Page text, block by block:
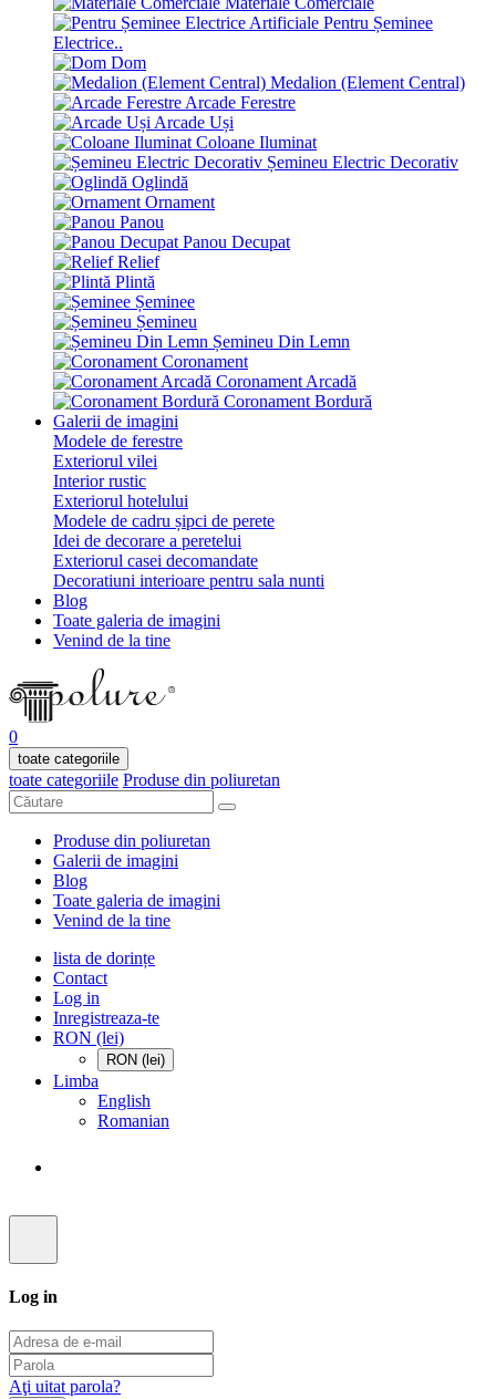
Pentru Șeminee
Electrice..
Dom
Medalion (Element Central)
Arcade Ferestre
Arcade Uși
Coloane Iluminat
Șemineu Electric Decorativ
Oglindă
Ornament
Panou
Panou Decupat
Relief
Plintă
Șeminee
Șemineu
Șemineu Din Lemn
Coronament
Coronament Arcadă
Coronament Bordură
Galerii de imagini
Modele de ferestre
Exteriorul vilei
Interior rustic
Exteriorul hotelului
Modele de cadru șipci de perete
Idei de decorare a peretelui
Exteriorul casei decomandate
Decoratiuni interioare pentru sala nunti
Blog
Toate galeria de imagini
Venind de la tine
0
toate categoriile
toate categoriile Produse din poliuretan
Produse din poliuretan
Galerii de imagini
Blog
Toate galeria de imagini
Venind de la tine
lista de dorințe
Contact
Log in
Inregistreaza-te
RON (lei)
RON (lei)
Limba
English
Romanian
Log in
Aţi uitat parola?